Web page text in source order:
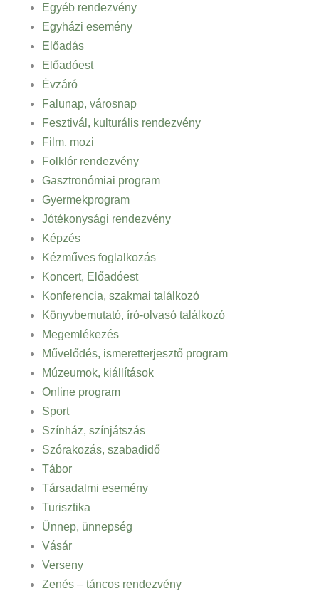
Egyéb rendezvény
Egyházi esemény
Előadás
Előadóest
Évzáró
Falunap, városnap
Fesztivál, kulturális rendezvény
Film, mozi
Folklór rendezvény
Gasztronómiai program
Gyermekprogram
Jótékonysági rendezvény
Képzés
Kézműves foglalkozás
Koncert, Előadóest
Konferencia, szakmai találkozó
Könyvbemutató, író-olvasó találkozó
Megemlékezés
Művelődés, ismeretterjesztő program
Múzeumok, kiállítások
Online program
Sport
Színház, színjátszás
Szórakozás, szabadidő
Tábor
Társadalmi esemény
Turisztika
Ünnep, ünnepség
Vásár
Verseny
Zenés – táncos rendezvény